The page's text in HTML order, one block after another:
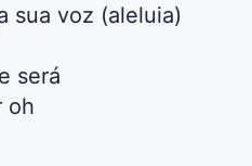
sua voz (aleluia)
será
oh